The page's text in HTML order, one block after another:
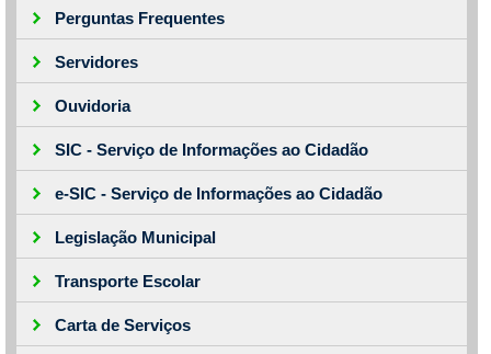
Perguntas Frequentes
Servidores
Ouvidoria
SIC - Serviço de Informações ao Cidadão
e-SIC - Serviço de Informações ao Cidadão
Legislação Municipal
Transporte Escolar
Carta de Serviços